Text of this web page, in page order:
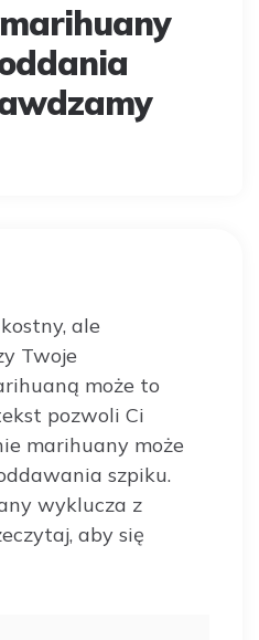
ale
Twoje
może to
pozwoli Ci
marihuany może
szpiku.
wyklucza z
aby się